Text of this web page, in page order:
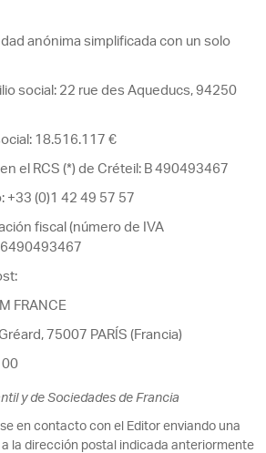
anónima simplificada con un solo
social: 22 rue des Aqueducs, 94250
18.516.117 €
el RCS (*) de Créteil: B 490493467
+33 (0)1 42 49 57 57
fiscal (número de IVA
FRANCE
75007 PARÍS (Francia)
00
y de Sociedades de Francia
en contacto con el Editor enviando una
la dirección postal indicada anteriormente